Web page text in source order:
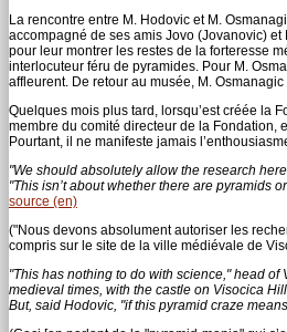
La rencontre entre M. Hodovic et M.
accompagné de ses amis Jovo (Jovanovic)
pour leur montrer les restes de la forteresse
interlocuteur féru de pyramides. Pour M.
affleurent. De retour au musée, M.
Quelques mois plus tard, lorsqu’est créée la
membre du comité directeur de la Fondation,
Pourtant, il ne manifeste jamais
"We should absolutely allow the research
"This isn’t about whether there are pyramids
source (en)
("Nous devons absolument autoriser les
compris sur le site de la ville médiévale de
"This has nothing to do with science," head
medieval times, with the castle on Visocica
But, said Hodovic, "if this pyramid craze